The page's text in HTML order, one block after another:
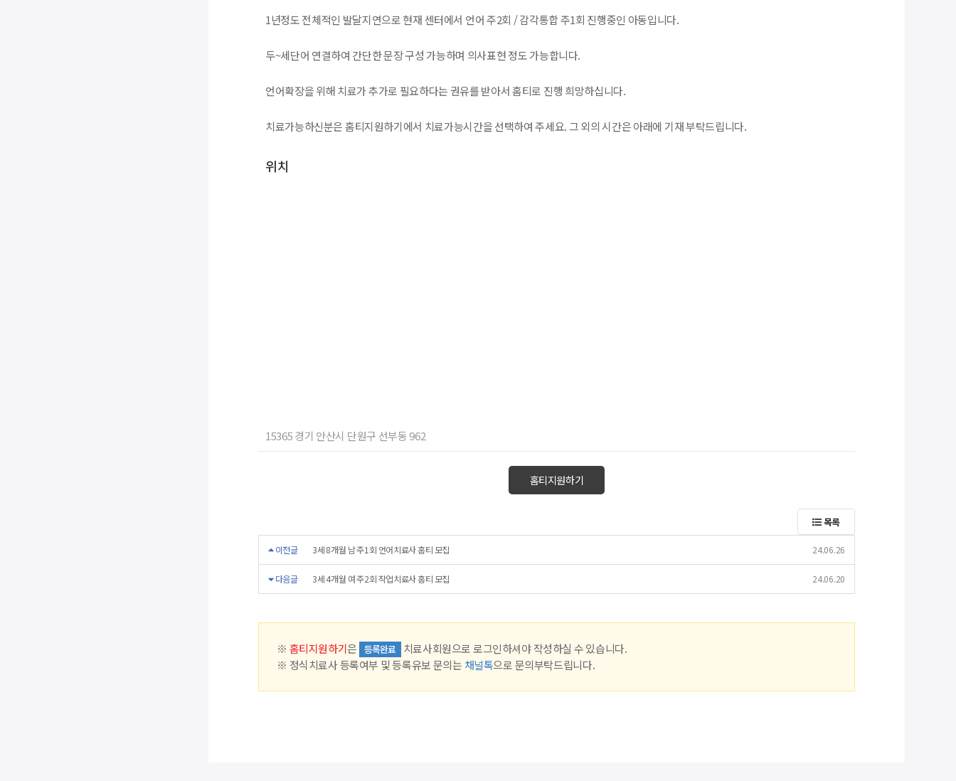
1년정도 전체적인 발달지연으로 현재 센터에서 언어 주2회 / 감각통합 주1회 진행중인 아동입니다.
두~세단어 연결하여 간단한 문장 구성 가능하며 의사표현 정도 가능합니다.
언어확장을 위해 치료가 추가로 필요하다는 권유를 받아서 홈티로 진행 희망하십니다.
치료가능하신분은 홈티지원하기에서 치료가능시간을 선택하여 주세요. 그 외의 시간은 아래에 기재 부탁드립니다.
위치
15365 경기 안산시 단원구 선부동 962
홈티지원하기
목록
이전글 3세 8개월 남 주1회 언어치료사 홈티 모집 24.06.26
다음글 3세 4개월 여 주2회 작업치료사 홈티 모집 24.06.20
※ 홈티지원하기은 등록완료
치료사회원으로 로그인하셔야 작성하실 수 있습니다.
※ 정식치료사 등록여부 및 등록유보 문의는 채널톡으로 문의부탁드립니다.